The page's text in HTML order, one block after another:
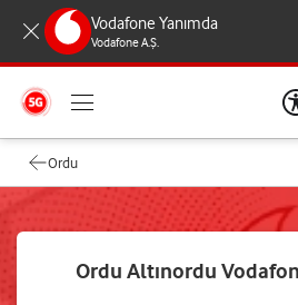
Vodafone Yanımda
Vodafone A.Ş.
Ordu
Ordu Altınordu